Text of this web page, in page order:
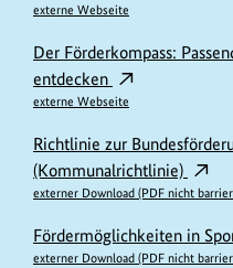
externe Webseite
Der Förderkompass:
entdecken
externe Webseite
Richtlinie zur
(Kommunalrichtlinie)
externer Download (PDF nicht
Fördermöglichkeiten in
externer Download (PDF nicht